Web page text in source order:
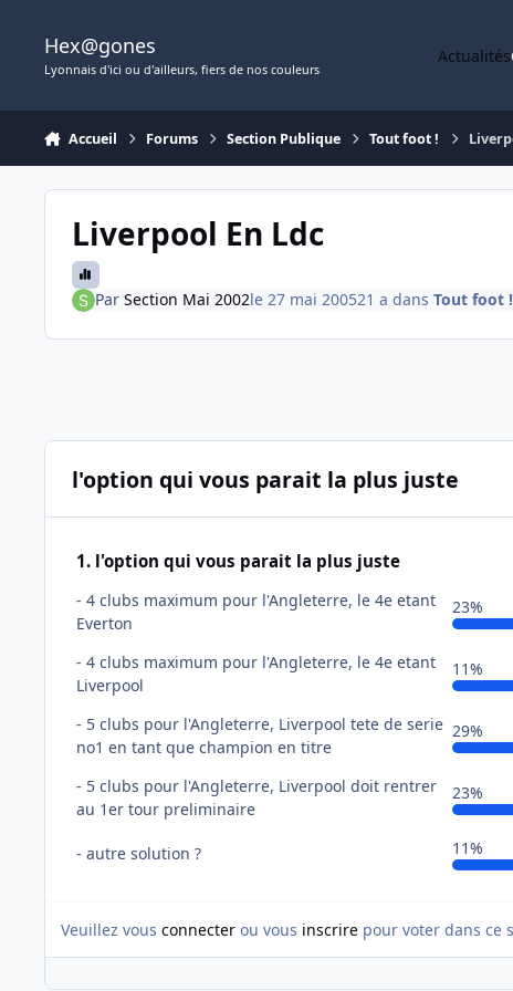
Hex@gones
Lyonnais d'ici ou d'ailleurs, fiers de nos couleurs
Actualités
Accueil Forums Section Publique Tout foot !
Liverpool En Ldc
Par Section Mai 2002le 27 mai 200521 a dans Tout foot !
l'option qui vous parait la plus juste
1. l'option qui vous parait la plus juste
- 4 clubs maximum pour l'Angleterre, le 4e etant
Everton
23%
- 4 clubs maximum pour l'Angleterre, le 4e etant
Liverpool
11%
- 5 clubs pour l'Angleterre, Liverpool tete de serie
no1 en tant que champion en titre
29%
- 5 clubs pour l'Angleterre, Liverpool doit rentrer
au 1er tour preliminaire
23%
- autre solution ? 11%
Veuillez vous connecter ou vous inscrire pour voter dans ce